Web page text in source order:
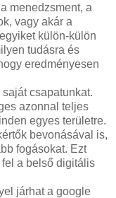
menedzsment, a
vagy akár a
külön-külön
tudásra és
eredményesen
csapatunkat.
azonnal teljes
egyes területre.
bevonásával is,
fogásokat. Ezt
a belső digitális
járhat a google